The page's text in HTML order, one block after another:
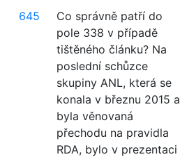
645
Co správně patří do
pole 338 v případě
tištěného článku? Na
poslední schůzce
skupiny ANL, která se
konala v březnu 2015 a
byla věnovaná
přechodu na pravidla
RDA, bylo v prezentaci